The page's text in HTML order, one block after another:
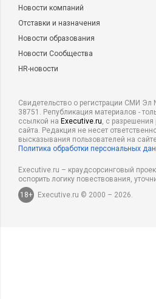
Новости компаний
Отставки и назначения
Новости образования
Новости Сообщества
HR-новости
Свидетельство о регистрации СМИ Эл
38751. Републикация материалов -
ссылкой на Executive.ru, с разрешения
сайта. Редакция не несет
высказывания пользователей на
Политика обработки персональных
Executive.ru – краудсорсинговый
оспорить логику повествования,
18+
Executive.ru © 2000 – 2026.